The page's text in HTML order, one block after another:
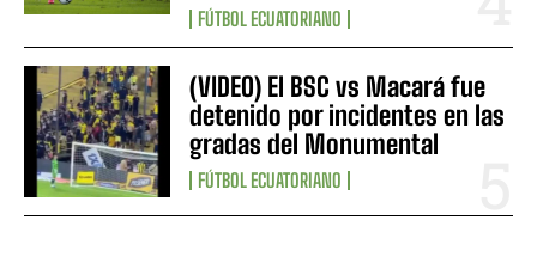
FÚTBOL ECUATORIANO
(VIDEO) El BSC vs Macará fue
detenido por incidentes en las
gradas del Monumental
FÚTBOL ECUATORIANO